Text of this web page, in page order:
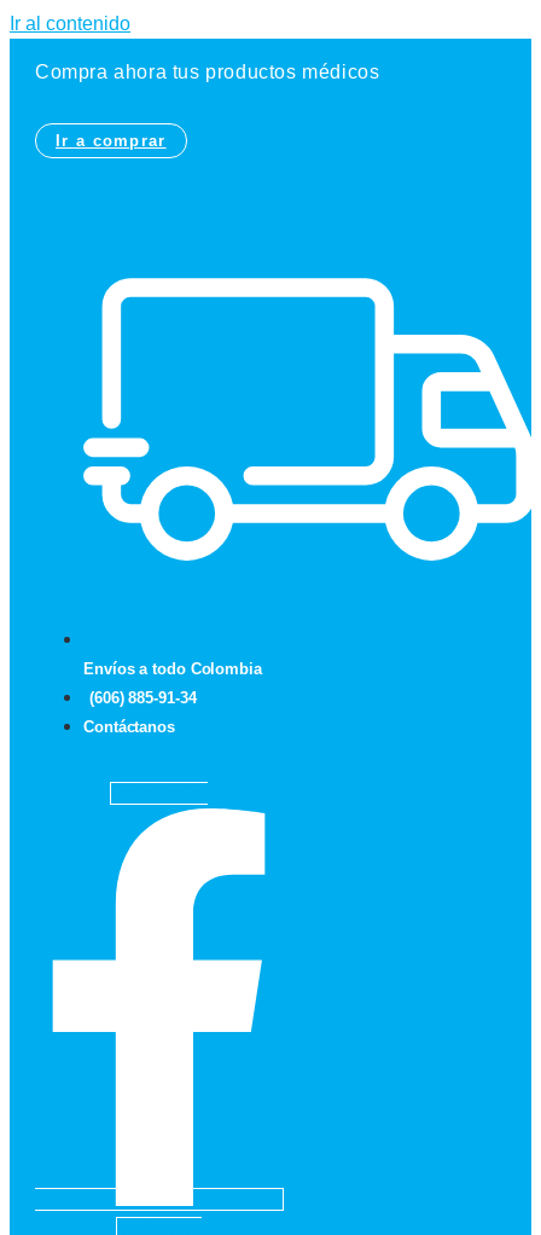
Ir al contenido
Compra ahora tus productos médicos
Ir a comprar
Envíos a todo Colombia
(606) 885-91-34
Contáctanos